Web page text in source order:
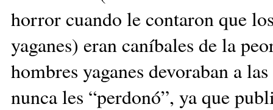
horror cuando le contaron que
yaganes) eran caníbales de la
hombres yaganes devoraban a
nunca les “perdonó”, ya que